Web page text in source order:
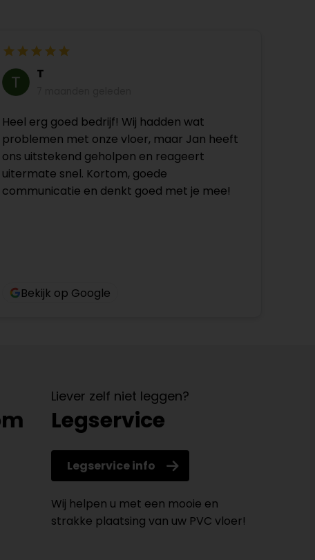
T
Heel erg goed bedrijf! Wij hadden wat
problemen met onze vloer, maar Jan heeft
ons uitstekend geholpen en reageert
uitermate snel. Kortom, goede
communicatie en denkt goed met je mee!
Bekijk op Google
Liever zelf niet leggen?
Legservice
Legservice info
Wij helpen u met een mooie en
strakke plaatsing van uw PVC vloer!